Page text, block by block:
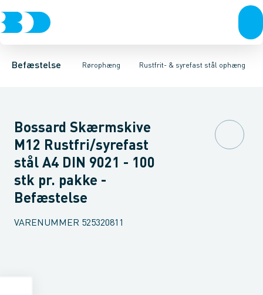
Befæstelse Rørophæng
Bolte & sætskruerMøtrikker SkiverSkruerSøm & dykkere
Rustfrit- & syrefast stål ophæng
Elforzinket- & varmgalvaniseret ophængRustfrit- & syrefast
Gevindstænger Gevindplatter SkiverMøtrikkerGrundflanger
Bossard Skærmskive
M12 Rustfri/syrefast
stål A4 DIN 9021 - 100
stk pr. pakke -
Befæstelse
VARENUMMER 525320811